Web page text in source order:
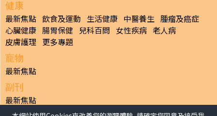
健康
最新焦點 飲食及運動 生活健康 中醫養生 腫瘤及癌症
心臟健康 腸胃保健 兒科百問 女性疾病 老人病
皮膚護理 更多專題
寵物
最新焦點
副刊
最新焦點